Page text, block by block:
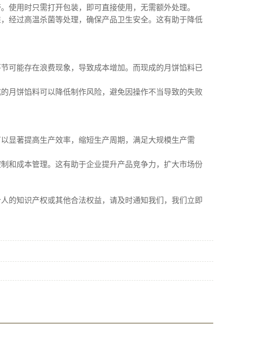
使用时只需打开包装，即可直接使用，无需额外处理。
经过高温杀菌等处理，确保产品卫生安全。这有助于降低
可能存在浪费现象，导致成本增加。而现成的月饼馅料已
月饼馅料可以降低制作风险，避免因操作不当导致的失败
显著提高生产效率，缩短生产周期，满足大规模生产需
和成本管理。这有助于企业提升产品竞争力，扩大市场份
的知识产权或其他合法权益，请及时通知我们，我们立即